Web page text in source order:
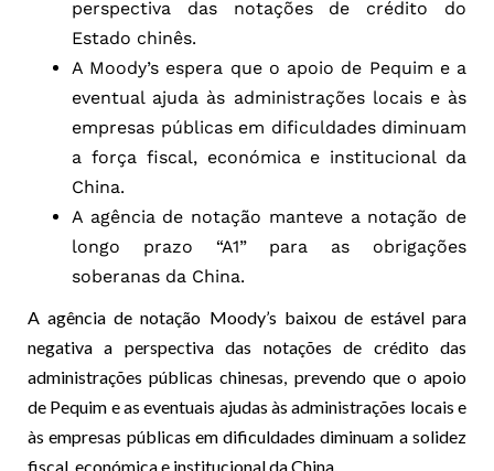
perspectiva das notações de crédito do
Estado chinês.
A Moody’s espera que o apoio de Pequim e a
eventual ajuda às administrações locais e às
empresas públicas em dificuldades diminuam
a força fiscal, económica e institucional da
China.
A agência de notação manteve a notação de
longo prazo “A1” para as obrigações
soberanas da China.
A agência de notação Moody’s baixou de estável para
negativa a perspectiva das notações de crédito das
administrações públicas chinesas, prevendo que o apoio
de Pequim e as eventuais ajudas às administrações locais e
às empresas públicas em dificuldades diminuam a solidez
fiscal, económica e institucional da China.